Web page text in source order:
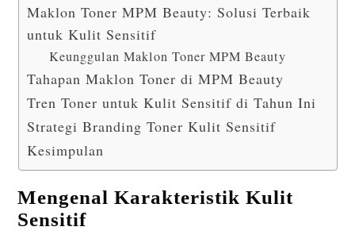
Maklon Toner MPM Beauty: Solusi Terbaik
untuk Kulit Sensitif
Keunggulan Maklon Toner MPM Beauty
Tahapan Maklon Toner di MPM Beauty
Tren Toner untuk Kulit Sensitif di Tahun Ini
Strategi Branding Toner Kulit Sensitif
Kesimpulan
Mengenal Karakteristik Kulit
Sensitif